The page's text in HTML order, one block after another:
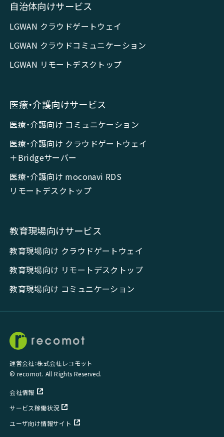
自治体向けサービス
LGWAN クラウドゲートウェイ
LGWAN クラウドコミュニケーション
LGWAN リモートデスクトップ
医療・介護向けサービス
医療・介護向け コミュニケーション
医療・介護向け クラウドゲートウェイ
＋Bridgeサーバー
医療・介護向け moconavi RDS
リモートデスクトップ
教育現場向けサービス
教育現場向け クラウドゲートウェイ
教育現場向け リモートデスクトップ
教育現場向け コミュニケーション
運営会社：株式会社レコモット
© recomot. All Rights Reserved.
会社情報
サービス稼働状況
ユーザ向け情報サイト